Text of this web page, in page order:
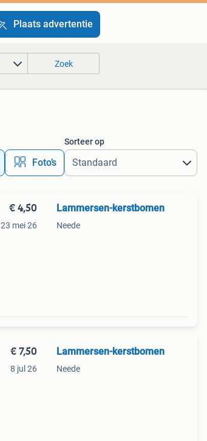
Plaats advertentie
Zoek
Foto’s
Sorteer op
€ 4,50
23 mei 26
Lammersen-kerstbomen
Neede
€ 7,50
8 jul 26
Lammersen-kerstbomen
Neede